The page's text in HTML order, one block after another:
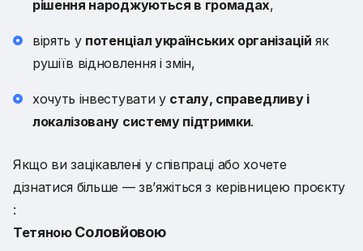
рішення народжуються в громадах,
вірять у потенціал українських організацій як
рушіїв відновлення і змін,
хочуть інвестувати у сталу, справедливу і
локалізовану систему підтримки.
Якщо ви зацікавлені у співпраці або хочете
дізнатися більше — зв’яжіться з керівницею проєкту
:
Тетяною Соловйовою